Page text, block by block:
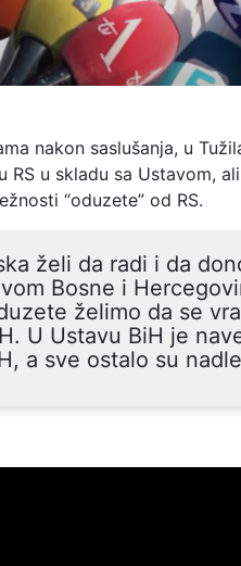
nakon saslušanja, u
RS u skladu sa Ustavom,
“oduzete” od RS.
želi da radi i da
Bosne i
želimo da se
U Ustavu BiH je
a sve ostalo su